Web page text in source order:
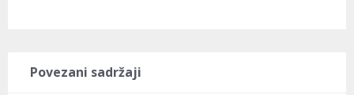
Povezani sadržaji